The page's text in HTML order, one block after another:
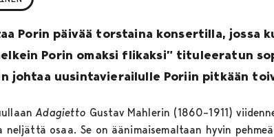
Porin päivää torstaina konsertilla, jossa
Porin omaksi flikaksi” tituleeratun
johtaa uusintavierailulle Poriin pitkään
Adagietto Gustav Mahlerin (1860–1911)
osaa. Se on äänimaisemaltaan hyvin